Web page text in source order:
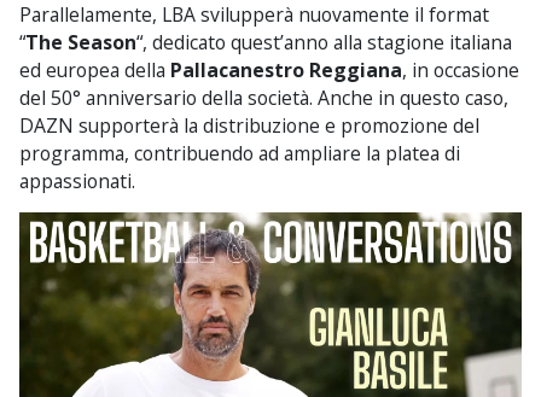
Parallelamente, LBA svilupperà nuovamente il format
“The Season“, dedicato quest’anno alla stagione italiana
ed europea della Pallacanestro Reggiana, in occasione
del 50° anniversario della società. Anche in questo caso,
DAZN supporterà la distribuzione e promozione del
programma, contribuendo ad ampliare la platea di
appassionati.